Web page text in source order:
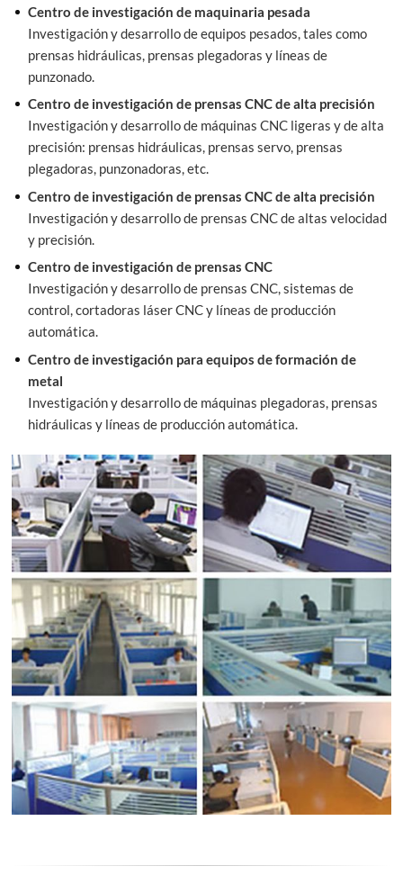
Centro de investigación de maquinaria pesada
Investigación y desarrollo de equipos pesados, tales como
prensas hidráulicas, prensas plegadoras y líneas de
punzonado.
Centro de investigación de prensas CNC de alta precisión
Investigación y desarrollo de máquinas CNC ligeras y de alta
precisión: prensas hidráulicas, prensas servo, prensas
plegadoras, punzonadoras, etc.
Centro de investigación de prensas CNC de alta precisión
Investigación y desarrollo de prensas CNC de altas velocidad
y precisión.
Centro de investigación de prensas CNC
Investigación y desarrollo de prensas CNC, sistemas de
control, cortadoras láser CNC y líneas de producción
automática.
Centro de investigación para equipos de formación de
metal
Investigación y desarrollo de máquinas plegadoras, prensas
hidráulicas y líneas de producción automática.